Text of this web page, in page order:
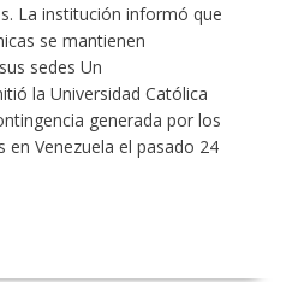
La institución informó que
se mantienen
sedes Un
la Universidad Católica
generada por los
Venezuela el pasado 24